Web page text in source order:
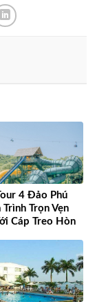
4 Đảo Phú
Trọn Vẹn
Cáp Treo Hòn